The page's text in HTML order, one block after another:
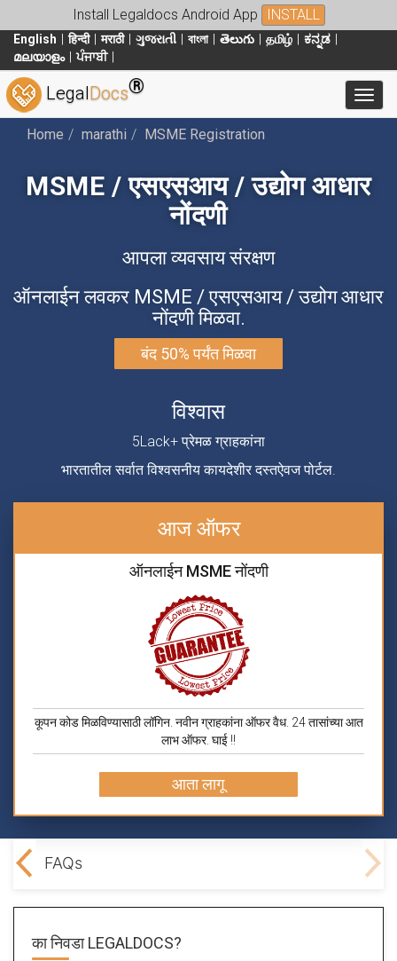
Install Legaldocs Android App INSTALL
English हिन्दी मराठी ગુજરાતી বাংলা తెలుగు தமிழ்
ಕನ್ನಡ
മലയാളം
ਪੰਜਾਬੀ
LegalDocs®
Home marathi MSME Registration
MSME / एसएसआय / उद्योग आधार
नोंदणी
आपला व्यवसाय संरक्षण
ऑनलाईन लवकर MSME / एसएसआय / उद्योग आधार
नोंदणी मिळवा.
बंद 50% पर्यंत मिळवा
विश्वास
5Lack+ प्रेमळ ग्राहकांना
भारतातील सर्वात विश्वसनीय कायदेशीर दस्तऐवज पोर्टल.
आज ऑफर
ऑनलाईन MSME नोंदणी
कूपन कोड मिळविण्यासाठी लॉगिन. नवीन ग्राहकांना ऑफर वैध. 24 तासांच्या आत
लाभ ऑफर. घाई !!
आता लागू
FAQs
का निवडाLEGALDOCS?